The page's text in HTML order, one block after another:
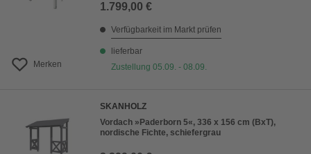
Merken
1.799,00 €
Verfügbarkeit im Markt prüfen
lieferbar
Zustellung 05.09. - 08.09.
SKANHOLZ
Vordach »Paderborn 5«, 336 x 156 cm (BxT),
nordische Fichte, schiefergrau